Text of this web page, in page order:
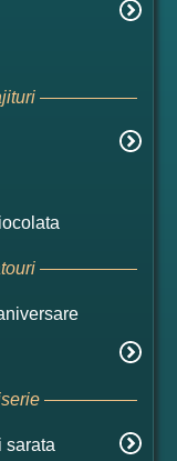
sarata